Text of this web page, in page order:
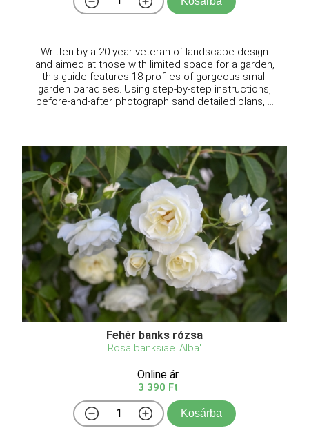
Written by a 20-year veteran of landscape design
and aimed at those with limited space for a garden,
this guide features 18 profiles of gorgeous small
garden paradises. Using step-by-step instructions,
before-and-after photograph sand detailed plans, ...
Fehér banks rózsa
Rosa banksiae 'Alba'
Online ár
3 390 Ft
Kosárba